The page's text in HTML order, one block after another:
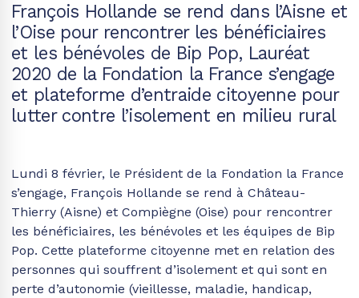
François Hollande se rend dans l’Aisne et
l’Oise pour rencontrer les bénéficiaires
et les bénévoles de Bip Pop, Lauréat
2020 de la Fondation la France s’engage
et plateforme d’entraide citoyenne pour
lutter contre l’isolement en milieu rural
Lundi 8 février, le Président de la Fondation la France
s’engage, François Hollande se rend à Château-
Thierry (Aisne) et Compiègne (Oise) pour rencontrer
les bénéficiaires, les bénévoles et les équipes de Bip
Pop. Cette plateforme citoyenne met en relation des
personnes qui souffrent d’isolement et qui sont en
perte d’autonomie (vieillesse, maladie, handicap,